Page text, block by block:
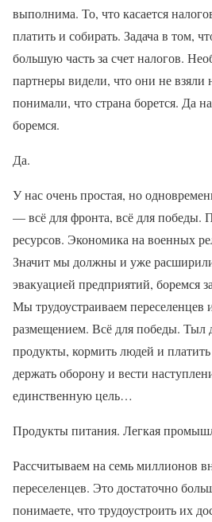
выполнима. То, что касается
платить и собирать. Задача в том,
большую часть за счет налогов.
партнеры видели, что они не взяли
понимали, что страна борется. Да
боремся.
Да.
У нас очень простая, но
— всё для фронта, всё для победы.
ресурсов. Экономика на военных
Значит мы должны и уже расширили
эвакуацией предприятий, боремся
Мы трудоустраиваем переселенцев
размещением. Всё для победы. Тыл
продукты, кормить людей и
держать оборону и вести
единственную цель…
Продукты питания. Легкая
Рассчитываем на семь миллионов
переселенцев. Это достаточно
понимаете, что трудоустроить их